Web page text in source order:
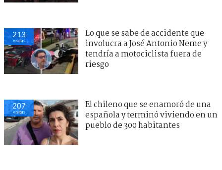
213
visitas
Lo que se sabe de accidente que
involucra a José Antonio Neme y
tendría a motociclista fuera de
riesgo
207
visitas
El chileno que se enamoró de una
española y terminó viviendo en un
pueblo de 300 habitantes